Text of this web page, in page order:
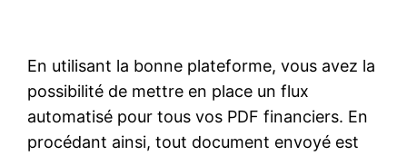
En utilisant la bonne plateforme, vous avez la
possibilité de mettre en place un flux
automatisé pour tous vos PDF financiers. En
procédant ainsi, tout document envoyé est